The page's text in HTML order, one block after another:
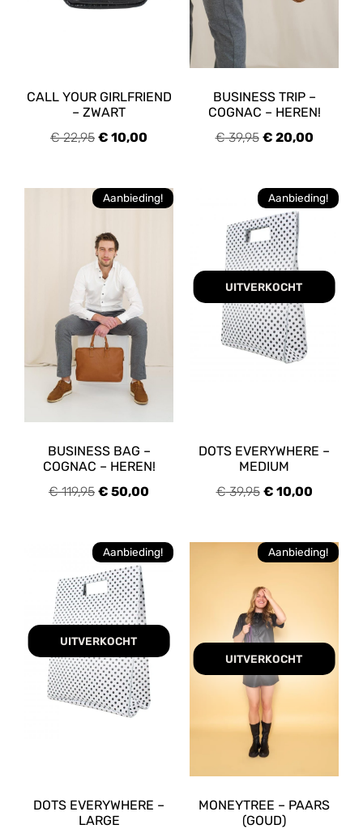
CALL YOUR GIRLFRIEND
– ZWART
€22,95 € 10,00
BUSINESS TRIP –
COGNAC – HEREN!
€39,95 € 20,00
Aanbieding!
BUSINESS BAG –
COGNAC – HEREN!
€119,95 € 50,00
Aanbieding!
UITVERKOCHT
DOTS EVERYWHERE –
MEDIUM
€39,95 € 10,00
Aanbieding!
UITVERKOCHT
DOTS EVERYWHERE –
LARGE
Aanbieding!
UITVERKOCHT
MONEYTREE – PAARS
(GOUD)
Middel (31)
Overig (4)
Rechthoekig
Rond (3)
Vierkant (2)